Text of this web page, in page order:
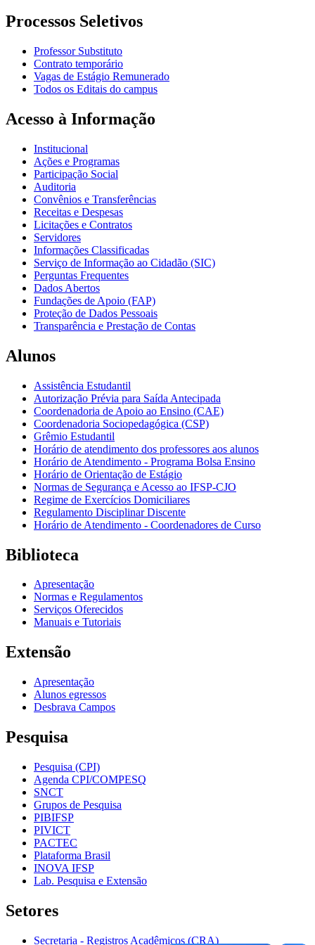
Processos Seletivos
Professor Substituto
Contrato temporário
Vagas de Estágio Remunerado
Todos os Editais do campus
Acesso à Informação
Institucional
Ações e Programas
Participação Social
Auditoria
Convênios e Transferências
Receitas e Despesas
Licitações e Contratos
Servidores
Informações Classificadas
Serviço de Informação ao Cidadão (SIC)
Perguntas Frequentes
Dados Abertos
Fundações de Apoio (FAP)
Proteção de Dados Pessoais
Transparência e Prestação de Contas
Alunos
Assistência Estudantil
Autorização Prévia para Saída Antecipada
Coordenadoria de Apoio ao Ensino (CAE)
Coordenadoria Sociopedagógica (CSP)
Grêmio Estudantil
Horário de atendimento dos professores aos alunos
Horário de Atendimento - Programa Bolsa Ensino
Horário de Orientação de Estágio
Normas de Segurança e Acesso ao IFSP-CJO
Regime de Exercícios Domiciliares
Regulamento Disciplinar Discente
Horário de Atendimento - Coordenadores de Curso
Biblioteca
Apresentação
Normas e Regulamentos
Serviços Oferecidos
Manuais e Tutoriais
Extensão
Apresentação
Alunos egressos
Desbrava Campos
Pesquisa
Pesquisa (CPI)
Agenda CPI/COMPESQ
SNCT
Grupos de Pesquisa
PIBIFSP
PIVICT
PACTEC
Plataforma Brasil
INOVA IFSP
Lab. Pesquisa e Extensão
Setores
Secretaria - Registros Acadêmicos (CRA)